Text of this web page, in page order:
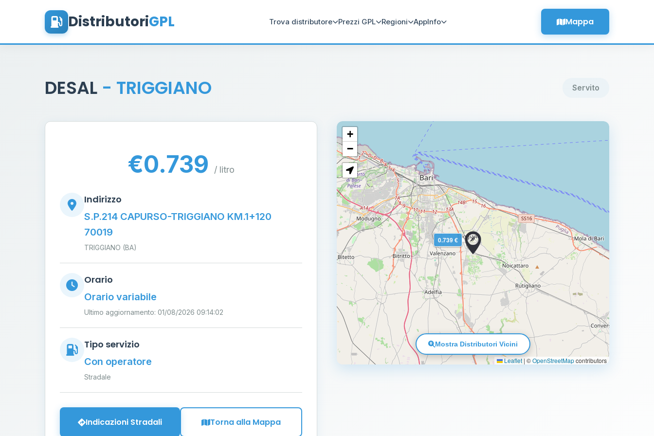
DistributoriGPL Trova distributore Prezzi GPL Regioni AppInfo Mappa
DESAL - TRIGGIANO Servito
€0.739 / litro
Indirizzo
S.P.214 CAPURSO-TRIGGIANO KM.1+120
70019
TRIGGIANO (BA)
Orario
Orario variabile
Ultimo aggiornamento: 01/08/2026 09:14:02
Tipo servizio
Con operatore
Stradale
Indicazioni Stradali Torna alla Mappa
0.739 €
+
−
Leaflet | ©OpenStreetMapcontributors
Mostra Distributori Vicini